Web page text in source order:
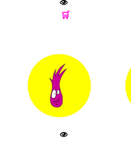
🛒